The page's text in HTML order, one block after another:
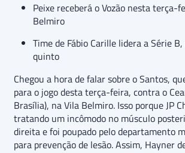
Peixe receberá o Vozão nesta terça-
Belmiro
Time de Fábio Carille lidera a Série B,
quinto
Chegou a hora de falar sobre o Santos,
para o jogo desta terça-feira, contra o
Brasília), na Vila Belmiro. Isso porque JP
tratando um incômodo no músculo
direita e foi poupado pelo departamento
para prevenção de lesão. Assim, Hayner